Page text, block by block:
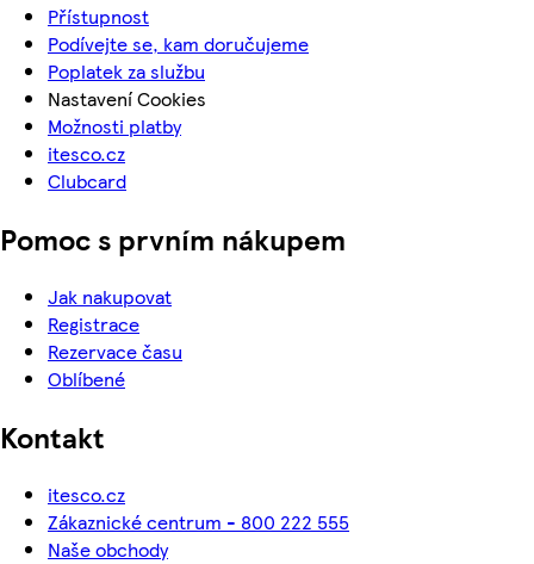
Přístupnost
Podívejte se, kam doručujeme
Poplatek za službu
Nastavení Cookies
Možnosti platby
itesco.cz
Clubcard
Pomoc s prvním nákupem
Jak nakupovat
Registrace
Rezervace času
Oblíbené
Kontakt
itesco.cz
Zákaznické centrum - 800 222 555
Naše obchody